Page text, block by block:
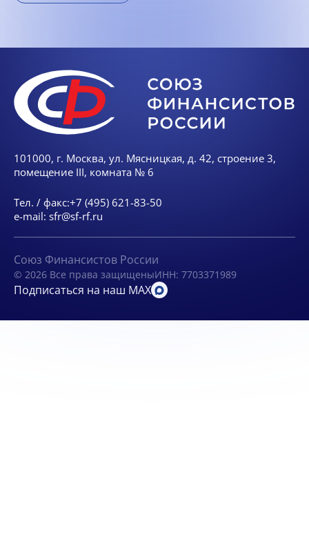
101000, г. Москва, ул. Мясницкая, д. 42, строение 3,
помещение III, комната № 6
Тел. / факс:+7 (495) 621-83-50
e-mail: sfr@sf-rf.ru
Союз Финансистов России
© 2026 Все права защищеныИНН: 7703371989
Подписаться на наш MAX